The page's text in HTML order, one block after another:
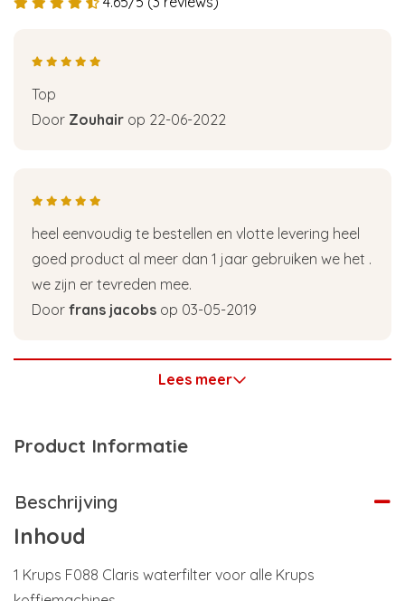
Top
Door Zouhair op 22-06-2022
heel eenvoudig te bestellen en vlotte levering heel
goed product al meer dan 1 jaar gebruiken we het .
we zijn er tevreden mee.
Door frans jacobs op 03-05-2019
Lees meer
Product Informatie
Beschrijving
Inhoud
1 Krups F088 Claris waterfilter voor alle Krups